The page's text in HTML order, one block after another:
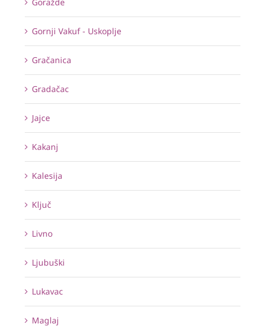
Gornji Vakuf - Uskoplje
Gračanica
Gradačac
Jajce
Kakanj
Kalesija
Ključ
Livno
Ljubuški
Lukavac
Maglaj